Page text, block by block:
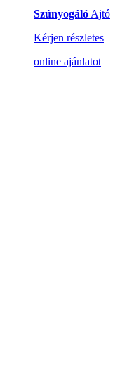
Szúnyogáló Ajtó
Kérjen részletes
online ajánlatot